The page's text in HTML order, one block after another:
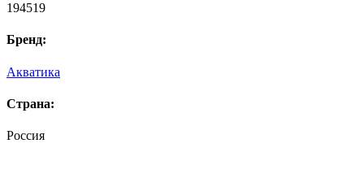
194519
Бренд:
Акватика
Страна:
Россия